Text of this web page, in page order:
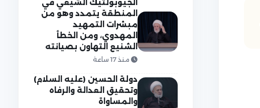
الجيوبولتيك الشيعي في
المنطقة يتمدد وهو من
مبشرات التمهيد
المهدوي، ومن الخطأ
الشنيع التهاون بصيانته
منذ 17 ساعة
دولة الحسين (عليه السلام)
وتحقيق العدالة والرفاه
والمساواة